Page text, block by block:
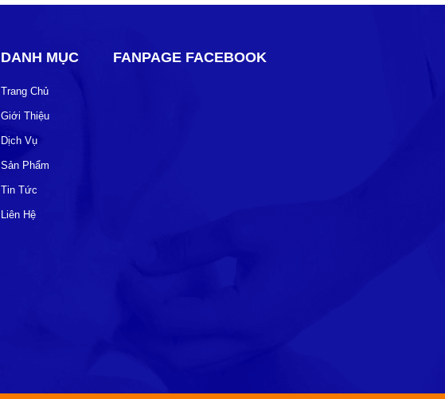
DANH MỤC
Trang Chủ
Giới Thiệu
Dịch Vụ
Sản Phẩm
Tin Tức
Liên Hệ
FANPAGE FACEBOOK